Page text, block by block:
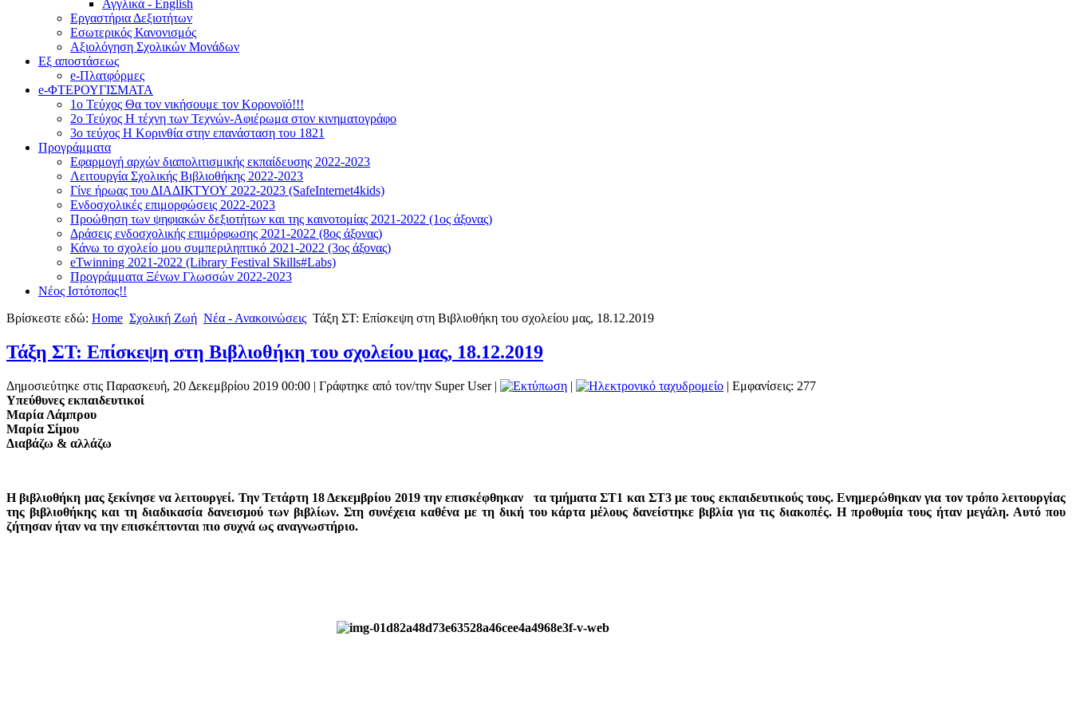
Αγγλικά - English
Εργαστήρια Δεξιοτήτων
Εσωτερικός Κανονισμός
Αξιολόγηση Σχολικών Μονάδων
Εξ αποστάσεως
e-Πλατφόρμες
e-ΦΤΕΡΟΥΓΙΣΜΑΤΑ
1ο Τεύχος Θα τον νικήσουμε τον Κορονοϊό!!!
2ο Τεύχος Η τέχνη των Τεχνών-Αφιέρωμα στον κινηματογράφο
3ο τεύχος Η Κορινθία στην επανάσταση του 1821
Προγράμματα
Εφαρμογή αρχών διαπολιτισμικής εκπαίδευσης 2022-2023
Λειτουργία Σχολικής Βιβλιοθήκης 2022-2023
Γίνε ήρωας του ΔΙΑΔΙΚΤΥΟΥ 2022-2023 (SafeInternet4kids)
Ενδοσχολικές επιμορφώσεις 2022-2023
Προώθηση των ψηφιακών δεξιοτήτων και της καινοτομίας 2021-2022 (1ος άξονας)
Δράσεις ενδοσχολικής επιμόρφωσης 2021-2022 (8ος άξονας)
Κάνω το σχολείο μου συμπεριληπτικό 2021-2022 (3ος άξονας)
eTwinning 2021-2022 (Library Festival Skills#Labs)
Προγράμματα Ξένων Γλωσσών 2022-2023
Νέος Ιστότοπος!!
Βρίσκεστε εδώ: Home Σχολική Ζωή Νέα - Ανακοινώσεις Τάξη ΣΤ: Επίσκεψη στη Βιβλιοθήκη του σχολείου μας, 18.12.2019
Τάξη ΣΤ: Επίσκεψη στη Βιβλιοθήκη του σχολείου μας, 18.12.2019
Δημοσιεύτηκε στις Παρασκευή, 20 Δεκεμβρίου 2019 00:00 | Γράφτηκε από τον/την Super User| |
| Εμφανίσεις: 277
Υπεύθυνες εκπαιδευτικοί
Μαρία Λάμπρου
Μαρία Σίμου
Διαβάζω & αλλάζω
Η βιβλιοθήκη μας ξεκίνησε να λειτουργεί. Την Τετάρτη 18 Δεκεμβρίου 2019 την επισκέφθηκαν τα τμήματα ΣΤ1 και ΣΤ3 με τους εκπαιδευτικούς τους. Ενημερώθηκαν για τον τρόπο λειτουργίας
της βιβλιοθήκης και τη διαδικασία δανεισμού των βιβλίων. Στη συνέχεια καθένα με τη δική του κάρτα μέλους δανείστηκε βιβλία για τις διακοπές. Η προθυμία τους ήταν μεγάλη. Αυτό που
ζήτησαν ήταν να την επισκέπτονται πιο συχνά ως αναγνωστήριο.